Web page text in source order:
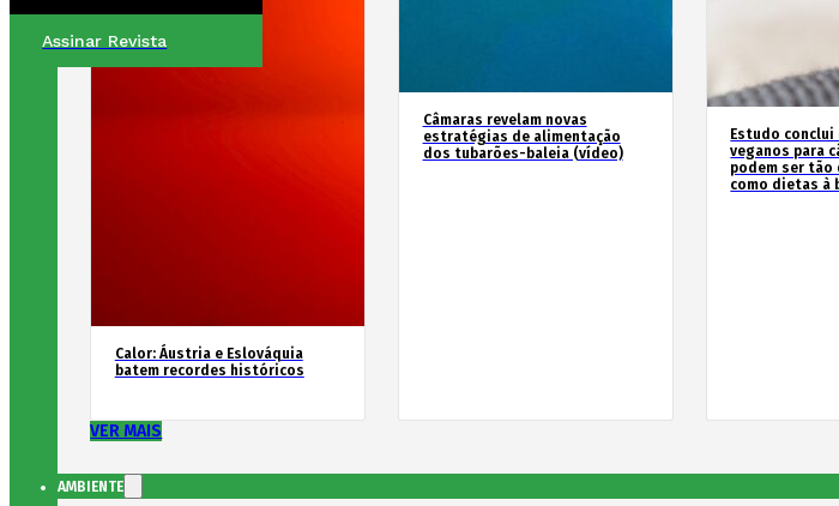
Assinar Revista
Calor: Áustria e Eslováquia
batem recordes históricos
Câmaras revelam novas
estratégias de alimentação
dos tubarões-baleia (vídeo)
Estudo
veganos para
podem ser
como dietas à
VER MAIS
AMBIENTE